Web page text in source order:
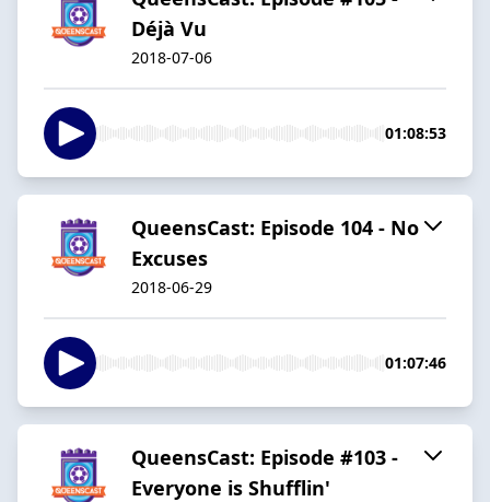
Déjà Vu
2018-07-06
01:08:53
QueensCast: Episode 104 - No
Excuses
2018-06-29
01:07:46
QueensCast: Episode #103 -
Everyone is Shufflin'